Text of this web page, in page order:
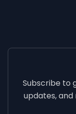
Subscribe to
updates,